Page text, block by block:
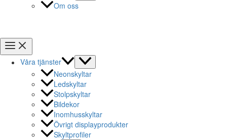
Om oss
Våra tjänster
Neonskyltar
Ledskyltar
Stolpskyltar
Bildekor
Inomhusskyltar
Övrigt displayprodukter
Skyltprofiler